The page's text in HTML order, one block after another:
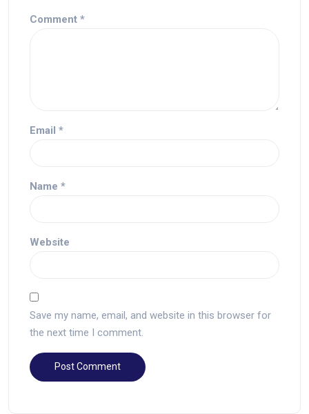
Comment *
Email *
Name *
Website
Save my name, email, and website in this browser for
the next time I comment.